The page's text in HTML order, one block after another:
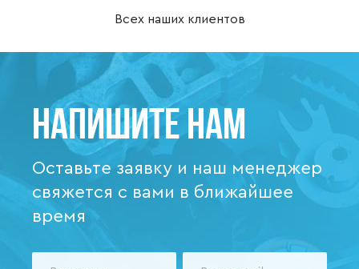
Всех наших клиентов
Напишите нам
Оставьте заявку и наш менеджер
свяжется с вами в ближайшее
время